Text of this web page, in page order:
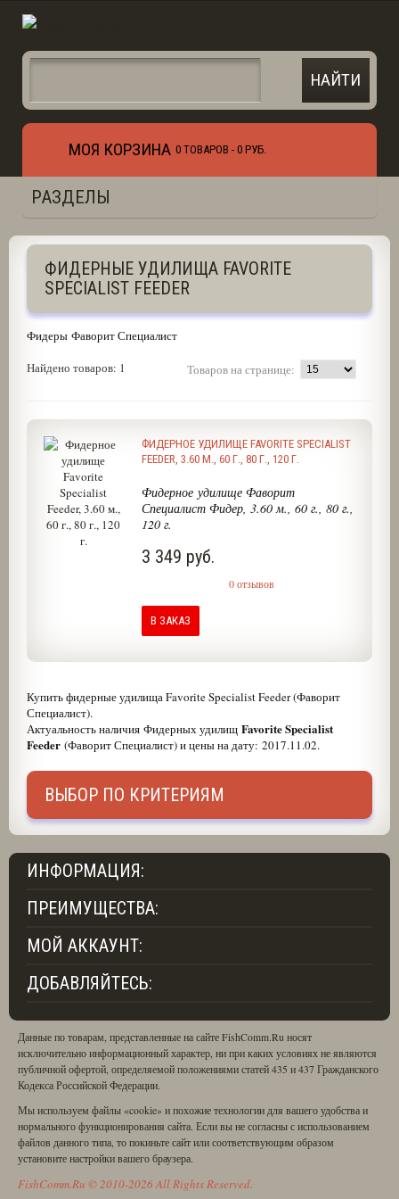
МОЯ КОРЗИНА 0 ТОВАРОВ - 0 РУБ.
РАЗДЕЛЫ
ФИДЕРНЫЕ УДИЛИЩА FAVORITE
SPECIALIST FEEDER
Фидеры Фаворит Специалист
Найдено товаров: 1
Товаров на странице:
ФИДЕРНОЕ УДИЛИЩЕ FAVORITE SPECIALIST
FEEDER, 3.60 М., 60 Г., 80 Г., 120 Г.
Фидерное удилище Фаворит
Специалист Фидер, 3.60 м., 60 г., 80 г.,
120 г.
3 349 руб.
0 отзывов
В ЗАКАЗ
Купить фидерные удилища Favorite Specialist Feeder (Фаворит
Специалист).
Актуальность наличия Фидерных удилищ Favorite Specialist
Feeder (Фаворит Специалист) и цены на дату: 2017.11.02.
ВЫБОР ПО КРИТЕРИЯМ
ИНФОРМАЦИЯ:
ПРЕИМУЩЕСТВА:
МОЙ АККАУНТ:
ДОБАВЛЯЙТЕСЬ:
Данные по товарам, представленные на сайте FishComm.Ru носят
исключительно информационный характер, ни при каких условиях не являются
публичной офертой, определяемой положениями статей 435 и 437 Гражданского
Кодекса Российской Федерации.
Мы используем файлы «cookie» и похожие технологии для вашего удобства и
нормального функционирования сайта. Если вы не согласны с использованием
файлов данного типа, то покиньте сайт или соответствующим образом
установите настройки вашего браузера.
FishComm.Ru © 2010-2026 All Rights Reserved.